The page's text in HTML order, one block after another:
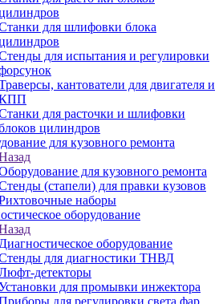
для шлифовки блока
для испытания и регулировки
кантователи для двигателя и
для расточки и шлифовки
цилиндров
для кузовного ремонта
для кузовного ремонта
(стапели) для правки кузовов
наборы
оборудование
Диагностическое оборудование
для диагностики ТНВД
детекторы
для промывки инжектора
для регулировки света фар